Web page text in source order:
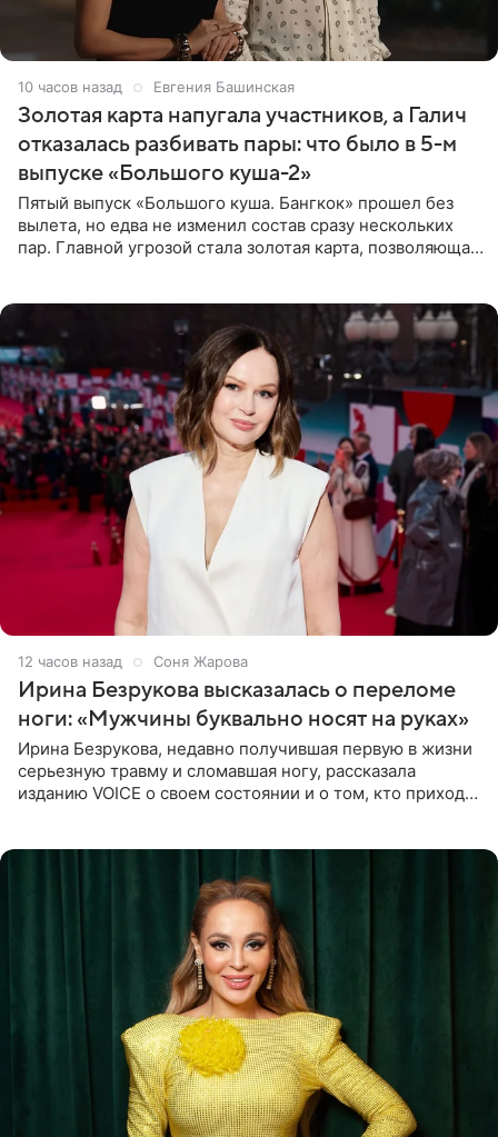
10 часов назад Евгения Башинская
Золотая карта напугала участников, а Галич
отказалась разбивать пары: что было в 5-м
выпуске «Большого куша-2»
Пятый выпуск «Большого куша. Бангкок» прошел без
вылета, но едва не изменил состав сразу нескольких
пар. Главной угрозой стала золотая карта, позволяющая
12 часов назад Соня Жарова
Ирина Безрукова высказалась о переломе
ноги: «Мужчины буквально носят на руках»
Ирина Безрукова, недавно получившая первую в жизни
серьезную травму и сломавшая ногу, рассказала
изданию VOICE о своем состоянии и о том, кто приходит